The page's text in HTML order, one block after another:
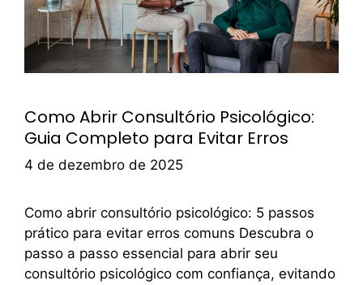
Como Abrir Consultório Psicológico:
Guia Completo para Evitar Erros
4 de dezembro de 2025
Como abrir consultório psicológico: 5 passos
prático para evitar erros comuns Descubra o
passo a passo essencial para abrir seu
consultório psicológico com confiança, evitando